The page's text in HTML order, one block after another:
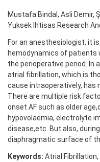
Mustafa Bindal, Asli Demir,
Yuksek Ihtisas Research
For an anesthesiologist, it
hemodynamics of patients
the perioperative period. In
atrial fibrillation, which is
cause intraoperatively, has
There are multiple risk
onset AF such as older
hypovolaemia, electrolyte
disease,etc. But also,
diaphragmatic surface of
Keywords: Atrial Fibrillation,